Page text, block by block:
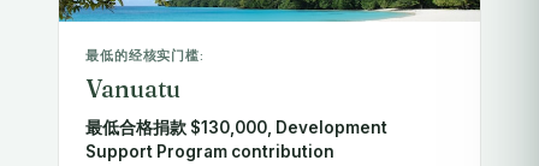
最低的经核实门槛:
Vanuatu
最低合格捐款 $130,000, Development
Support Program contribution